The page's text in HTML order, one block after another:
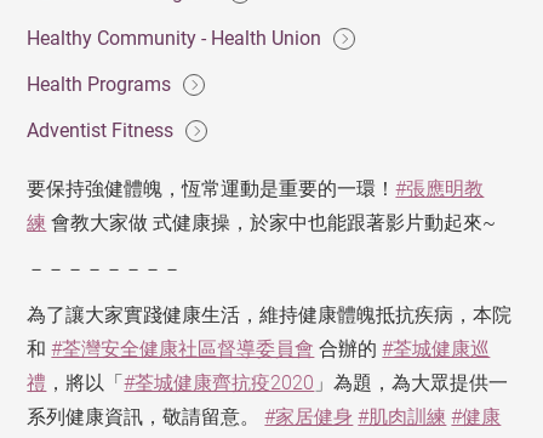
Healthy Community - Health Union
Health Programs
Adventist Fitness
要保持強健體魄，恆常運動是重要的一環！#張應明教
練 會教大家做 式健康操，於家中也能跟著影片動起來~
－－－－－－－－
為了讓大家實踐健康生活，維持健康體魄抵抗疾病，本院
和#荃灣安全健康社區督導委員會 合辦的#荃城健康巡
禮 ，將以「#荃城健康齊抗疫2020 」為題，為大眾提供一
系列健康資訊，敬請留意。#家居健身 #肌肉訓練 #健康